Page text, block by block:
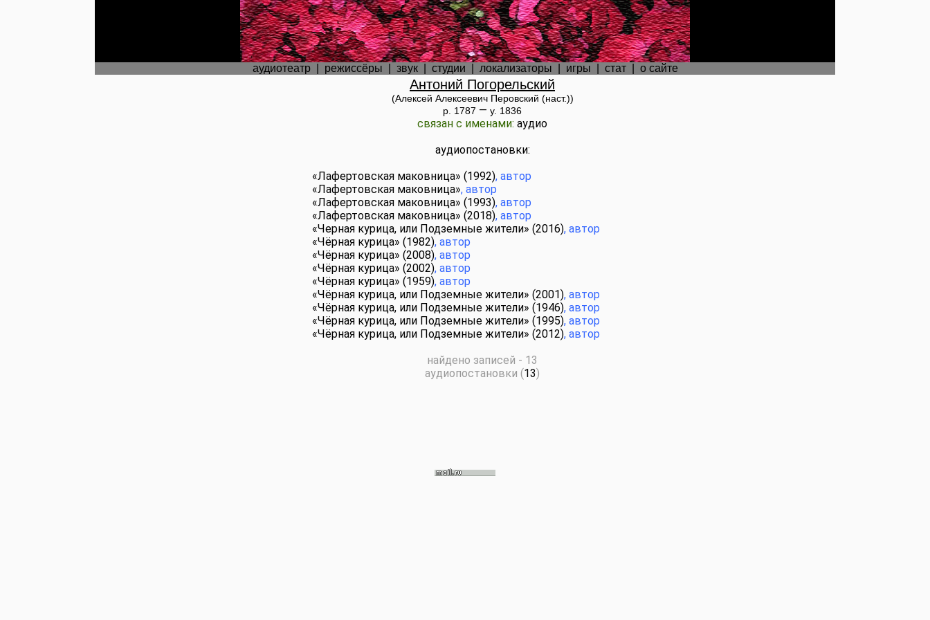
аудиотеатр| режиссёры звук| студии локализаторы игры стат| о сайте
Антоний Погорельский
(Алексей Алексеевич Перовский (наст.))
р. 1787 — у. 1836
связан с именами: аудио
аудиопостановки:
«Лафертовская маковница» (1992), автор
«Лафертовская маковница», автор
«Лафертовская маковница» (1993), автор
«Лафертовская маковница» (2018), автор
«Черная курица, или Подземные жители» (2016), автор
«Чёрная курица» (1982), автор
«Чёрная курица» (2008), автор
«Чёрная курица» (2002), автор
«Чёрная курица» (1959), автор
«Чёрная курица, или Подземные жители» (2001), автор
«Чёрная курица, или Подземные жители» (1946), автор
«Чёрная курица, или Подземные жители» (1995), автор
«Чёрная курица, или Подземные жители» (2012), автор
найдено записей - 13
аудиопостановки (13)